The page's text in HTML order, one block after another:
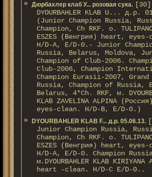
Дюрбахлер клаб У... розовая сука. [30]
DYOURBAHLER KLAB U... д.р.
(Junior Champion Russia,
Champion, Ch RKF. о.
ESZES (Венгрия) heart, eyes-
H/D-A, E/D-0.- Junior
Russia, Belarus, Moldova,
Champion of Club-2006.
Club-2006, Champion
Champion Eurasii-2007, Grand
Russia, Champion of Russia,
Belarus, 4*Ch. RKF, м.
KLAB ZAVELINA ALPINA
eyes-clean. H/D-В, E/D-0.)
DYOURBAHLER KLAB F... д.р. 05.06.13.
Junior Champion Russia,
Champion, Ch RKF. о.
ESZES (Венгрия) heart, eyes-
H/D-A, E/D-0. Champion
м.DYOURBAHLER KLAB KIRIYANA
heart -clean. H/D-С E/D-0..